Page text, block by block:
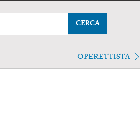
CERCA
OPERETTISTA